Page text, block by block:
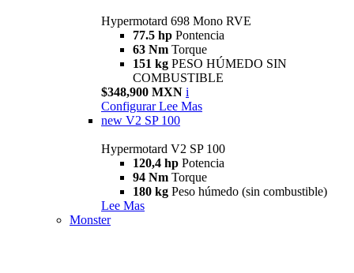
Hypermotard 698 Mono RVE
77.5 hp Pontencia
63 Nm Torque
151 kg PESO HÚMEDO SIN
COMBUSTIBLE
$348,900 MXN i
Configurar Lee Mas
new V2 SP 100
Hypermotard V2 SP 100
120,4 hp Potencia
94 Nm Torque
180 kg Peso húmedo (sin combustible)
Lee Mas
Monster